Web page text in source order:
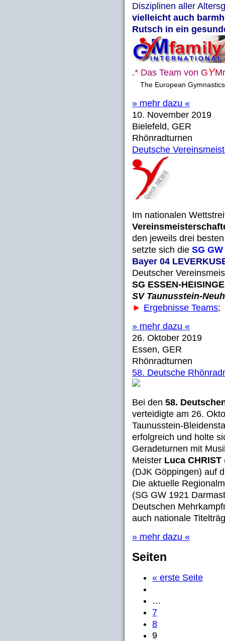
Disziplinen aller
vielleicht auch
Rutsch in ein
.* Das Team von GY
The European
» mehr dazu «
10. November 2019
Bielefeld, GER
Rhönradturnen
Deutsche
Im nationalen
den jeweils drei
setzte sich die SG
Bayer 04
Deutscher
SG ESSEN-
SV Taunusstein-
► Ergebnisse Teams;
» mehr dazu «
26. Oktober 2019
Essen, GER
Rhönradturnen
58. Deutsche
Bei den 58.
verteidigte am 26.
Taunusstein-
erfolgreich und holte
Geradeturnen mit
Meister Luca CHRIST
(DJK Göppingen) auf
Die aktuelle
(SG GW 1921
Deutschen
auch nationale
» mehr dazu «
Seiten
« erste Seite
…
7
8
9